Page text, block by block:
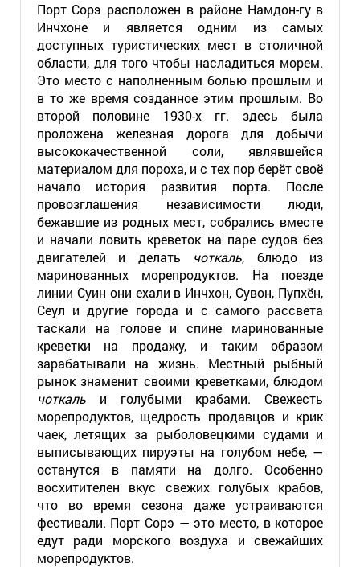
Порт Сорэ расположен в районе Намдон-гу в
Инчхоне и является одним из самых
доступных туристических мест в столичной
области, для того чтобы насладиться морем.
Это место с наполненным болью прошлым и
в то же время созданное этим прошлым. Во
второй половине 1930-х гг. здесь была
проложена железная дорога для добычи
высококачественной соли, являвшейся
материалом для пороха, и с тех пор берёт своё
начало история развития порта. После
провозглашения независимости люди,
бежавшие из родных мест, собрались вместе
и начали ловить креветок на паре судов без
двигателей и делать чоткаль, блюдо из
маринованных морепродуктов. На поезде
линии Суин они ехали в Инчхон, Сувон, Пупхён,
Сеул и другие города и с самого рассвета
таскали на голове и спине маринованные
креветки на продажу, и таким образом
зарабатывали на жизнь. Местный рыбный
рынок знаменит своими креветками, блюдом
чоткаль и голубыми крабами. Свежесть
морепродуктов, щедрость продавцов и крик
чаек, летящих за рыболовецкими судами и
выписывающих пируэты на голубом небе, —
останутся в памяти на долго. Особенно
восхитителен вкус свежих голубых крабов,
что во время сезона даже устраиваются
фестивали. Порт Сорэ — это место, в которое
едут ради морского воздуха и свежайших
морепродуктов.